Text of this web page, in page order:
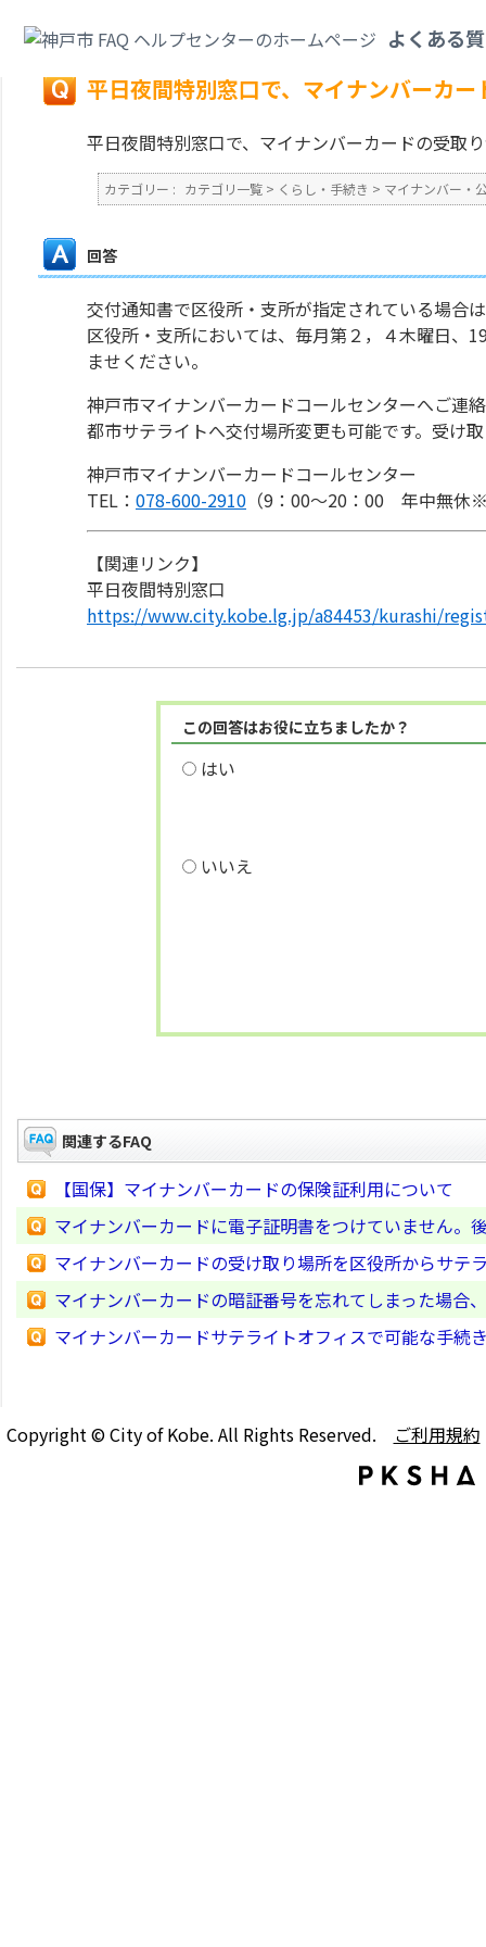
よくある
戻る
平日夜間特別窓口で、マイナンバーカ
平日夜間特別窓口で、マイナンバーカードの受取
カテゴリー : カテゴリ一覧 > くらし・手続き > マイナンバー・
回答
交付通知書で区役所・支所が指定されている場合
区役所・支所においては、毎月第２，４木曜日、
ませください。
神戸市マイナンバーカードコールセンターへご連
都市サテライトへ交付場所変更も可能です。受け
神戸市マイナンバーカードコールセンター
TEL： 078-600-2910 （9：00～20：00 年中無休
【関連リンク】
平日夜間特別窓口
https://www.city.kobe.lg.jp/a84453/kurashi/
この回答はお役に立ちましたか？
はい
いいえ
関連するFAQ
【国保】マイナンバーカードの保険証利用について
マイナンバーカードに電子証明書をつけていません。
マイナンバーカードの受け取り場所を区役所からサテ
マイナンバーカードの暗証番号を忘れてしまった場合
マイナンバーカードサテライトオフィスで可能な手続
Copyright © City of Kobe. All Rights Reserved. ご利用規約